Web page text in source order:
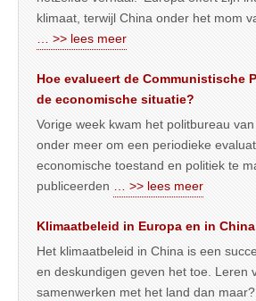
klimaat, terwijl China onder het mom
… >> lees meer
Hoe evalueert de Communistische
de economische situatie?
Vorige week kwam het politbureau van
onder meer om een periodieke
economische toestand en politiek te
publiceerden
… >> lees meer
Klimaatbeleid in Europa en in
Het klimaatbeleid in China is een
en deskundigen geven het toe. Leren
samenwerken met het land dan maar?